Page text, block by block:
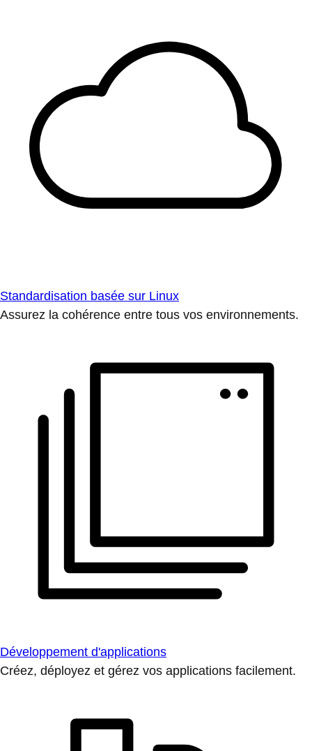
Standardisation basée sur Linux
Assurez la cohérence entre tous vos environnements.
Développement d'applications
Créez, déployez et gérez vos applications facilement.